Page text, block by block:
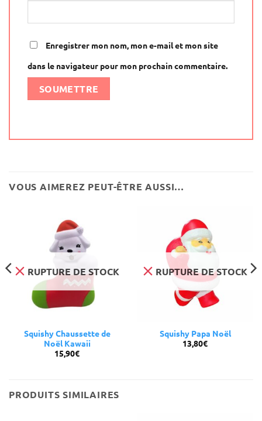
Enregistrer mon nom, mon e-mail et mon site
dans le navigateur pour mon prochain commentaire.
VOUS AIMEREZ PEUT-ÊTRE AUSSI…
RUPTURE DE STOCK
Squishy Chaussette de
Noël Kawaii
15,90€
RUPTURE DE STOCK
Squishy Papa Noël
13,80€
PRODUITS SIMILAIRES